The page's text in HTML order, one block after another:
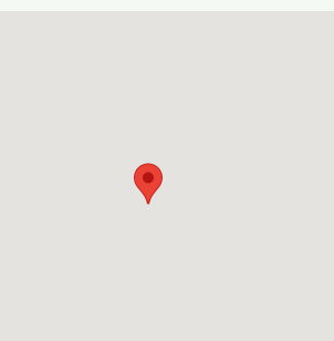
¡Contáctanos para más información y
concertar una visita!